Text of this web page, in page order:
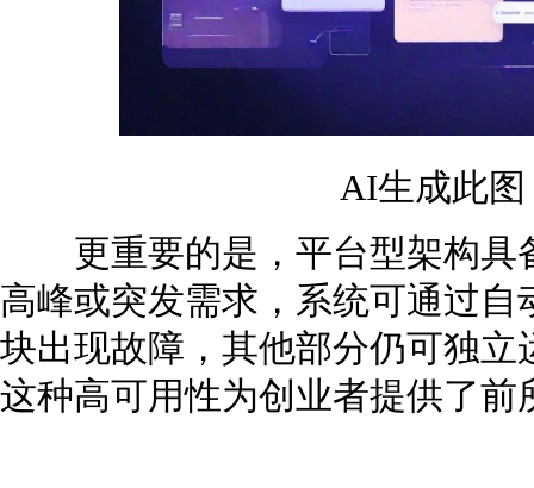
AI生成此
更重要的是，平台型架构具
高峰或突发需求，系统可通过
块出现故障，其他部分仍可独立
这种高可用性为创业者提供了